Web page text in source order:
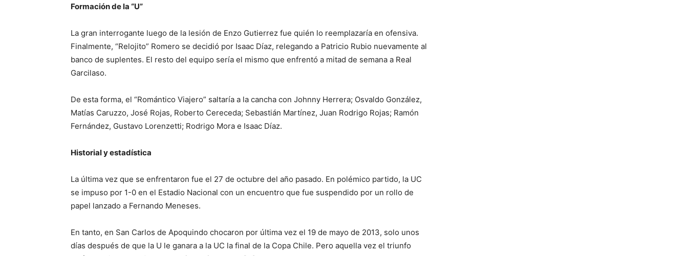
Formación de la “U”
La gran interrogante luego de la lesión de Enzo Gutierrez fue quién lo reemplazaría en ofensiva.
Finalmente, “Relojito” Romero se decidió por Isaac Díaz, relegando a Patricio Rubio nuevamente al
banco de suplentes. El resto del equipo sería el mismo que enfrentó a mitad de semana a Real
Garcilaso.
De esta forma, el “Romántico Viajero” saltaría a la cancha con Johnny Herrera; Osvaldo González,
Matías Caruzzo, José Rojas, Roberto Cereceda; Sebastián Martínez, Juan Rodrigo Rojas; Ramón
Fernández, Gustavo Lorenzetti; Rodrigo Mora e Isaac Díaz.
Historial y estadística
La última vez que se enfrentaron fue el 27 de octubre del año pasado. En polémico partido, la UC
se impuso por 1-0 en el Estadio Nacional con un encuentro que fue suspendido por un rollo de
papel lanzado a Fernando Meneses.
En tanto, en San Carlos de Apoquindo chocaron por última vez el 19 de mayo de 2013, solo unos
días después de que la U le ganara a la UC la final de la Copa Chile. Pero aquella vez el triunfo